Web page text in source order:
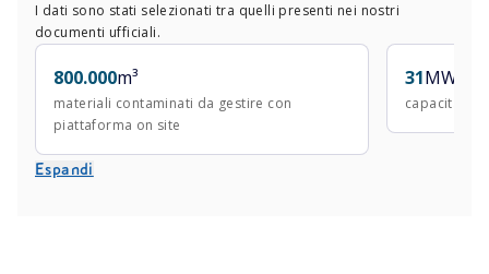
Area Darsena
Nel 2011, su richiesta del Comune di Porto Torres,
abbiamo realizzato le indagini di caratterizzazione e
presentato un progetto di bonifica per l’area Darsena.
Nel 2016 abbiamo rimosso due relitti navali e attivato
un sistema di emungimento localizzato delle acque di
falda per invio agli impianti TAF di sito.
I dati sono stati selezionati tra quelli presenti nei nostri
documenti ufficiali.
800.000m³
materiali contaminati da gestire con
piattaforma on site
31MW
capacità
Espandi